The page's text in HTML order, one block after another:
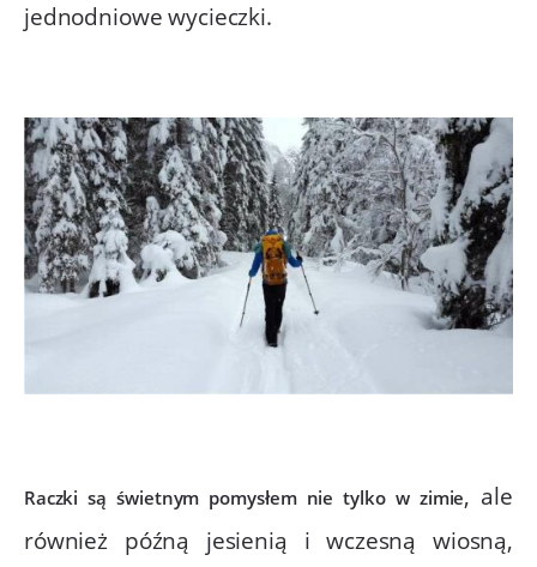
jednodniowe wycieczki.
Raczki są świetnym pomysłem nie tylko w zimie, ale
również późną jesienią i wczesną wiosną,